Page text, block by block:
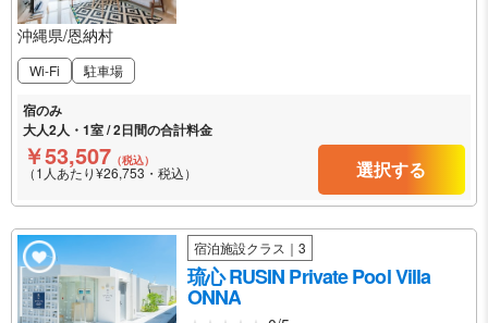
沖縄県/恩納村
Wi-Fi 駐車場
宿のみ
大人2人・1室 / 2日間の合計料金
￥53,507 （税込）
（1人あたり¥26,753・税込） 選択する
宿泊施設クラス｜3
琉心 RUSIN Private Pool Villa
ONNA